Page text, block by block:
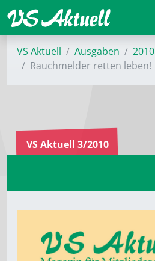
VS Aktuell Ausgaben 2010
Rauchmelder retten leben!
VS Aktuell 3/2010